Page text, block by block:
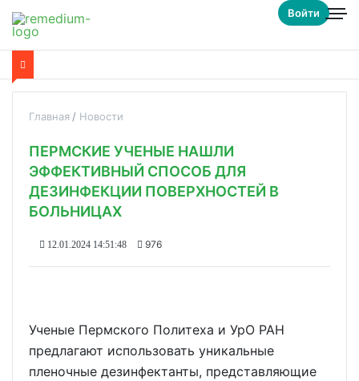
Войти
Главная Новости
ПЕРМСКИЕ УЧЕНЫЕ НАШЛИ
ЭФФЕКТИВНЫЙ СПОСОБ ДЛЯ
ДЕЗИНФЕКЦИИ ПОВЕРХНОСТЕЙ В
БОЛЬНИЦАХ
12.01.2024 14:51:48 976
Ученые Пермского Политеха и УрО РАН
предлагают использовать уникальные
пленочные дезинфектанты, представляющие